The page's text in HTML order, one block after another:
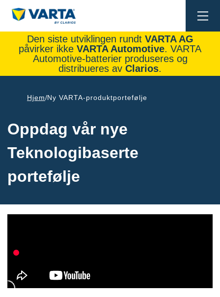
Den siste utviklingen rundt VARTA AG
påvirker ikke VARTA Automotive. VARTA
Automotive-batterier produseres og
distribueres av Clarios.
Hjem Ny VARTA-produktportefølje
Oppdag vår nye
Teknologibaserte
portefølje